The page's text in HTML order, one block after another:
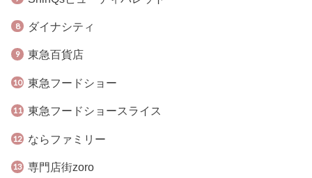
ダイナシティ
東急百貨店
東急フードショー
東急フードショースライス
ならファミリー
専門店街zoro